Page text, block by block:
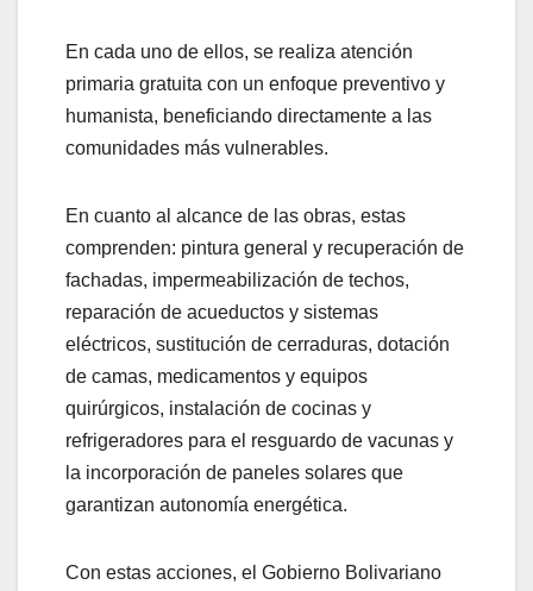
En cada uno de ellos, se realiza atención
primaria gratuita con un enfoque preventivo y
humanista, beneficiando directamente a las
comunidades más vulnerables.
En cuanto al alcance de las obras, estas
comprenden: pintura general y recuperación de
fachadas, impermeabilización de techos,
reparación de acueductos y sistemas
eléctricos, sustitución de cerraduras, dotación
de camas, medicamentos y equipos
quirúrgicos, instalación de cocinas y
refrigeradores para el resguardo de vacunas y
la incorporación de paneles solares que
garantizan autonomía energética.
Con estas acciones, el Gobierno Bolivariano